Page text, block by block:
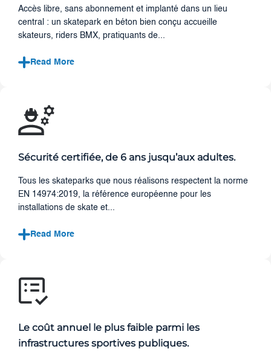
Accès libre, sans abonnement et implanté dans un lieu
central : un skatepark en béton bien conçu accueille
skateurs, riders BMX, pratiquants de...
Read More
Sécurité certifiée, de 6 ans jusqu’aux adultes.
Tous les skateparks que nous réalisons respectent la norme
EN 14974:2019, la référence européenne pour les
installations de skate et...
Read More
Le coût annuel le plus faible parmi les
infrastructures sportives publiques.